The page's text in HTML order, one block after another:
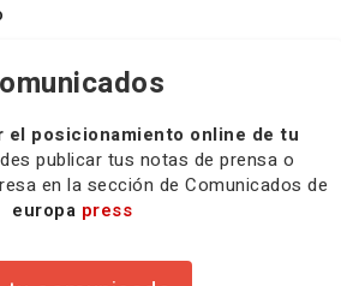
el posicionamiento online de tu
publicar tus notas de prensa o
en la sección de Comunicados de
europa press